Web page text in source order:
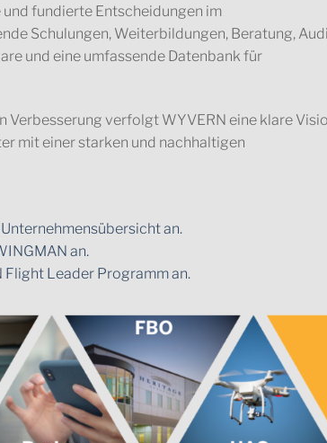
fundierte Entscheidungen im
Schulungen, Weiterbildungen, Beratung,
und eine umfassende Datenbank für
verfolgt WYVERN eine klare
mit einer starken und nachhaltigen
an.
an.
Flight Leader Programm an.